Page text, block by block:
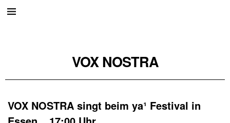
VOX NOSTRA
VOX NOSTRA singt beim ya¹ Festival in